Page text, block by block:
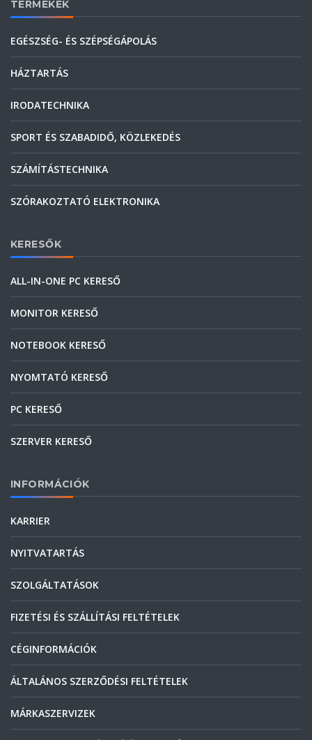
TERMÉKEK
EGÉSZSÉG- ÉS SZÉPSÉGÁPOLÁS
HÁZTARTÁS
IRODATECHNIKA
SPORT ÉS SZABADIDŐ, KÖZLEKEDÉS
SZÁMÍTÁSTECHNIKA
SZÓRAKOZTATÓ ELEKTRONIKA
KERESŐK
ALL-IN-ONE PC KERESŐ
MONITOR KERESŐ
NOTEBOOK KERESŐ
NYOMTATÓ KERESŐ
PC KERESŐ
SZERVER KERESŐ
INFORMÁCIÓK
KARRIER
NYITVATARTÁS
SZOLGÁLTATÁSOK
FIZETÉSI ÉS SZÁLLÍTÁSI FELTÉTELEK
CÉGINFORMÁCIÓK
ÁLTALÁNOS SZERZŐDÉSI FELTÉTELEK
MÁRKASZERVIZEK